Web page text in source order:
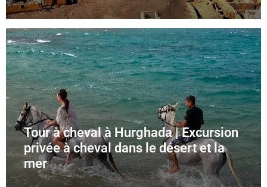
Tour à cheval à Hurghada | Excursion
privée à cheval dans le désert et la
mer